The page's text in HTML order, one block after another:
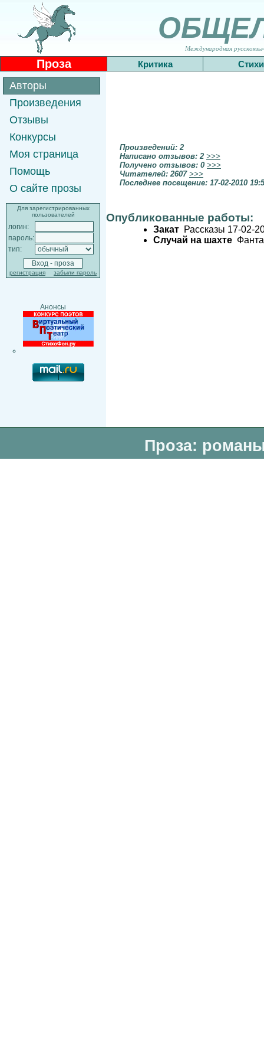
Международная
Проза Критика Стихи
Авторы
Произведения
Отзывы
Конкурсы
Моя страница
Помощь
О сайте прозы
Для зарегистрированных
пользователей
логин:
пароль:
тип:
регистрация забыли пароль
Анонсы
Произведений: 2
Написано отзывов: 2 >>>
Получено отзывов: 0 >>>
Читателей: 2607 >>>
Последнее посещение: 17-02-2010
Опубликованные работы:
Закат Рассказы 17-02-
Случай на шахте
Проза: